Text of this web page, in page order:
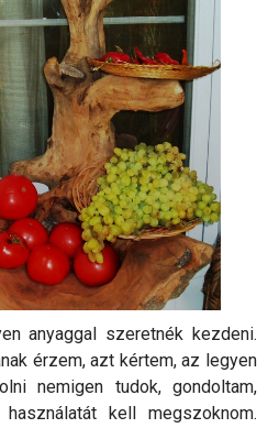
anyaggal szeretnék kezdeni.
érzem, azt kértem, az legyen
nemigen tudok, gondoltam,
kell megszoknom.